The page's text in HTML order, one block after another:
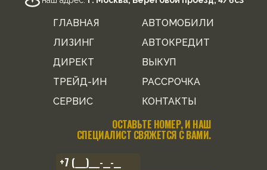
ГЛАВНАЯ
АВТОМОБИЛИ
ЛИЗИНГ
АВТОКРЕДИТ
ДИРЕКТ
ВЫКУП
ТРЕЙД-ИН
РАССРОЧКА
СЕРВИС
КОНТАКТЫ
ОСТАВЬТЕ НОМЕР, И НАШ
СПЕЦИАЛИСТ СВЯЖЕТСЯ С ВАМИ.